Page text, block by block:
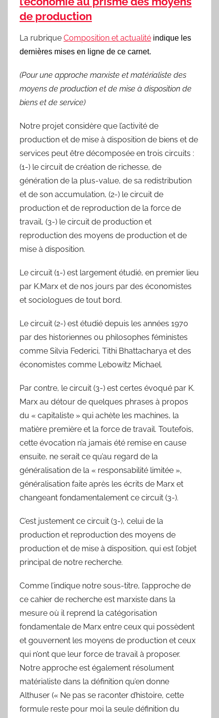
de production
La rubrique Composition et actualité indique les
dernières mises en ligne de ce carnet.
(Pour une approche marxiste et matérialiste des
moyens de production et de mise à disposition de
biens et de service)
Notre projet considère que l’activité de
production et de mise à disposition de biens et de
services peut être décomposée en trois circuits :
(1-) le circuit de création de richesse, de
génération de la plus-value, de sa redistribution
et de son accumulation, (2-) le circuit de
production et de reproduction de la force de
travail, (3-) le circuit de production et
reproduction des moyens de production et de
mise à disposition.
Le circuit (1-) est largement étudié, en premier lieu
par K.Marx et de nos jours par des économistes
et sociologues de tout bord.
Le circuit (2-) est étudié depuis les années 1970
par des historiennes ou philosophes féministes
comme Silvia Federici, Tithi Bhattacharya et des
économistes comme Lebowitz Michael.
Par contre, le circuit (3-) est certes évoqué par K.
Marx au détour de quelques phrases à propos
du « capitaliste » qui achète les machines, la
matière première et la force de travail. Toutefois,
cette évocation n’a jamais été remise en cause
ensuite, ne serait ce qu’au regard de la
généralisation de la « responsabilité limitée »,
généralisation faite après les écrits de Marx et
changeant fondamentalement ce circuit (3-).
C’est justement ce circuit (3-), celui de la
production et reproduction des moyens de
production et de mise à disposition, qui est l’objet
principal de notre recherche.
Comme l’indique notre sous-titre, l’approche de
ce cahier de recherche est marxiste dans la
mesure où il reprend la catégorisation
fondamentale de Marx entre ceux qui possèdent
et gouvernent les moyens de production et ceux
qui n’ont que leur force de travail à proposer.
Notre approche est également résolument
matérialiste dans la définition qu’en donne
Althuser (« Ne pas se raconter d’histoire, cette
formule reste pour moi la seule définition du